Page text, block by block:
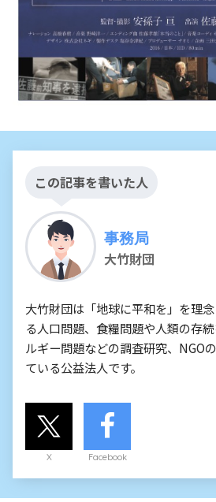
この記事を書いた人
事務局
大竹財団
大竹財団は「地球に平和を」を理
る人口問題、食糧問題や人類の存
ルギー問題などの調査研究、NGO
ている公益法人です。
X Facebook